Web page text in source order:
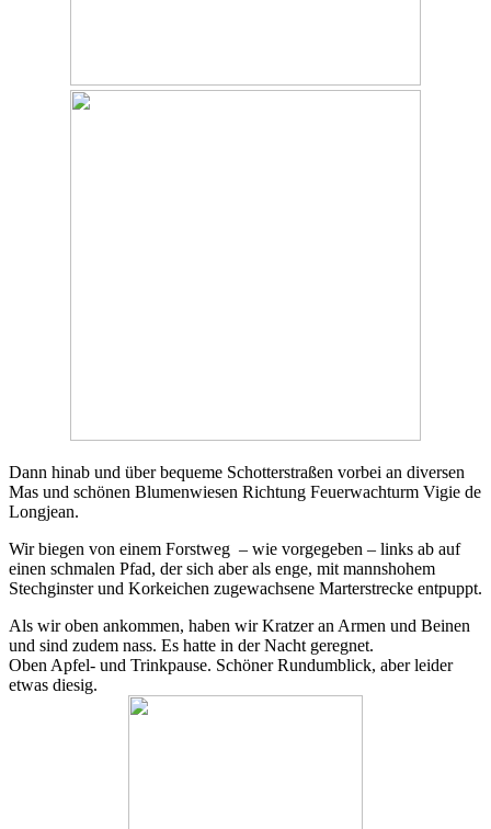
Dann hinab und über bequeme Schotterstraßen vorbei an diversen
Mas und schönen Blumenwiesen Richtung Feuerwachturm Vigie de
Longjean.
Wir biegen von einem Forstweg – wie vorgegeben – links ab auf
einen schmalen Pfad, der sich aber als enge, mit mannshohem
Stechginster und Korkeichen zugewachsene Marterstrecke entpuppt.
Als wir oben ankommen, haben wir Kratzer an Armen und Beinen
und sind zudem nass. Es hatte in der Nacht geregnet.
Oben Apfel- und Trinkpause. Schöner Rundumblick, aber leider
etwas diesig.